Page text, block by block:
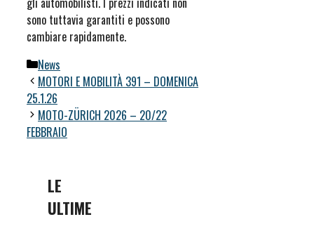
sono tuttavia garantiti e possono
cambiare rapidamente.
Categorie
News
MOTORI E MOBILITÀ 391 – DOMENICA
25.1.26
MOTO-ZÜRICH 2026 – 20/22
FEBBRAIO
LE
ULTIME